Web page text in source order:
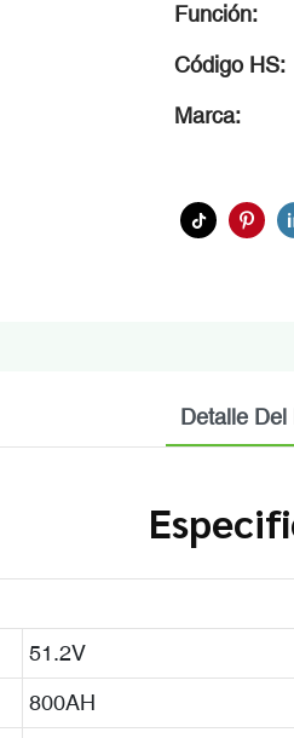
Función:
Código HS:
Marca:
Detalle Del
51.2V
800AH